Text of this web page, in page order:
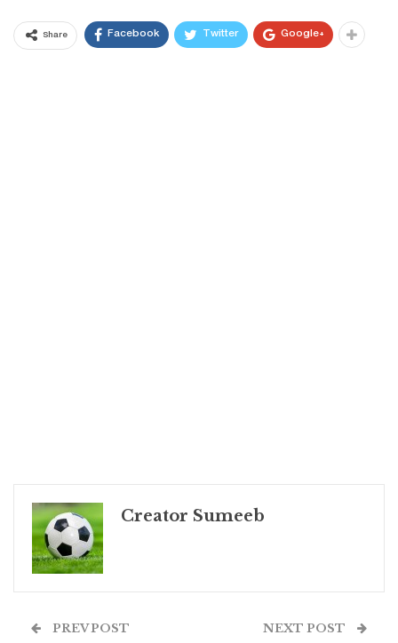
Share Facebook Twitter Google+
Creator Sumeeb
PREV POST NEXT POST